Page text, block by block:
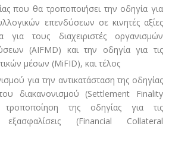
που θα τροποποιήσει την οδηγία για
επενδύσεων σε κινητές αξίες
για τους διαχειριστές οργανισμών
(AIFMD) και την οδηγία για τις
μέσων (MiFID), και τέλος
για την αντικατάσταση της οδηγίας
διακανονισμού (Settlement Finality
της οδηγίας για τις
εξασφαλίσεις (Financial Collateral